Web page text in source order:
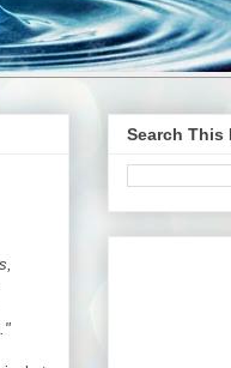
Search This